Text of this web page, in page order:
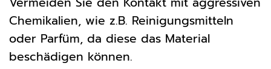
Chemikalien, wie z.B. Reinigungsmitteln
oder Parfüm, da diese das Material
beschädigen können.